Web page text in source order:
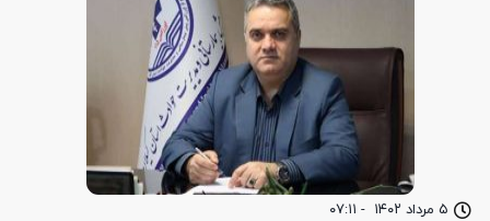
۵ مرداد ۱۴۰۲ - ۰۷:۱۱